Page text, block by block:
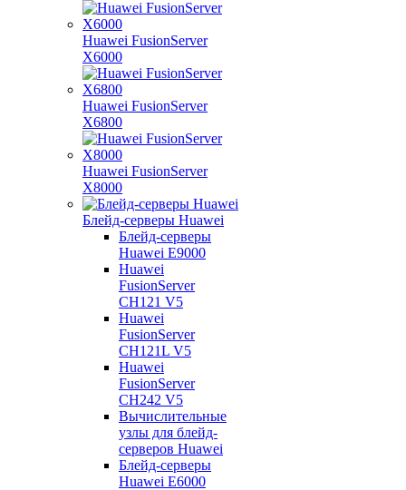
Huawei FusionServer
X6000
Huawei FusionServer
X6800
Huawei FusionServer
X8000
Блейд-серверы Huawei
Блейд-серверы
Huawei E9000
Huawei
FusionServer
CH121 V5
Huawei
FusionServer
CH121L V5
Huawei
FusionServer
CH242 V5
Вычислительные
узлы для блейд-
серверов Huawei
Блейд-серверы
Huawei E6000